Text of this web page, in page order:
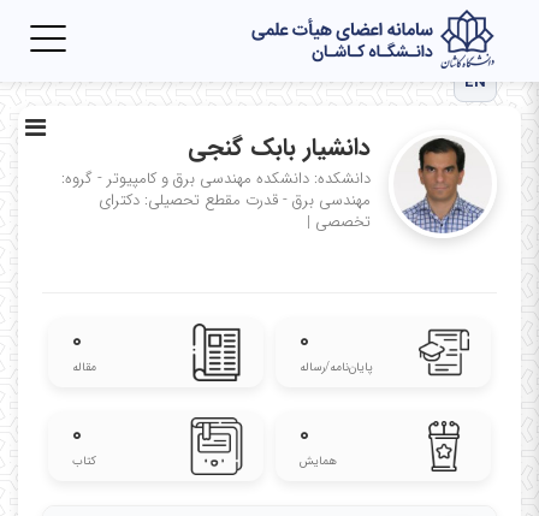
EN
دانشیار بابک گنجی
دانشکده: دانشکده مهندسی برق و کامپیوتر - گروه:
مهندسی برق - قدرت مقطع تحصیلی: دکترای
تخصصی |
۰
پایان‌نامه‌/رساله
۰
مقاله
۰
همایش
۰
کتاب